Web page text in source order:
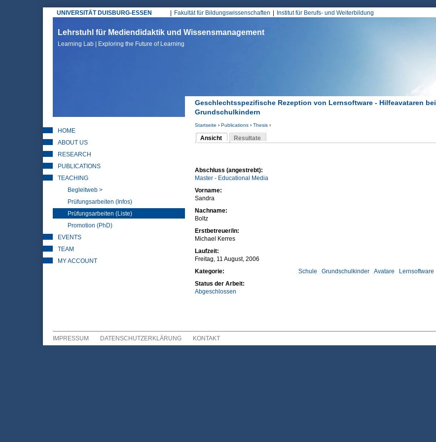
UNIVERSITÄT DUISBURG-ESSEN
Hauptmenü
Fakultät für Bildungswissenschaften Institut für Berufs- und Weiterbildung
Lehrstuhl für Mediendidaktik und Wissensmanagement
Learning Lab | Exploring the Future of Learning
Geschlechtsspezifische Rezeption von Lernsoftware - Hilfeavataren bei
Grundschulkindern
Sie sind hier
Startseite › Publications› Thesis›
Ansicht
(aktiver Reiter)
Resultate
Abschluss (angestrebt):
Master - Educational Media
Vorname:
Sandra
Nachname:
Boltz
Erstbetreuer/in:
Michael Kerres
Laufzeit:
Freitag, 11 August, 2006
Kategorie:
Lernsoftware
Avatare
Grundschulkinder
Schule
Status der Arbeit:
Abgeschlossen
HOME
ABOUT US
RESEARCH
PUBLICATIONS
TEACHING
Begleitweb >
Prüfungsarbeiten (Infos)
Prüfungsarbeiten (Liste)
Promotion (PhD)
EVENTS
TEAM
MY ACCOUNT
IMPRESSUM DATENSCHUTZERKLÄRUNG KONTAKT